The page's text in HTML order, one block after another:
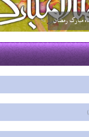
قرآن براي من بيشتر باشد آيا مي توانم
آن را بخوانم؟ آيا اشكالي ندارد؟